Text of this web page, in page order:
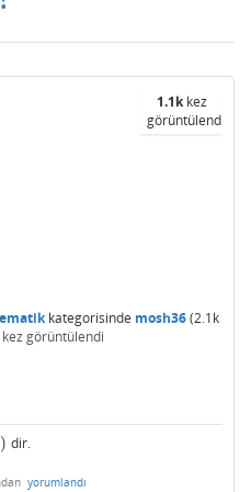
1.1kkez
görüntülendi
kategorisinde mosh36(2.1k
kez görüntülendi
) dir.
yorumlandı